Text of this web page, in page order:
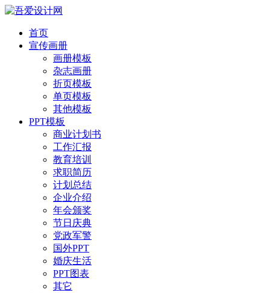
首页
宣传画册
画册模板
杂志画册
折页模板
单页模板
其他模板
PPT模板
商业计划书
工作汇报
教育培训
求职简历
计划总结
企业介绍
年会颁奖
节日庆典
党政军警
国外PPT
婚庆生活
PPT图表
其它